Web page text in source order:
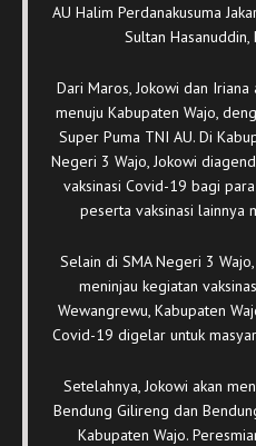
AU Halim Perdanakusuma
Sultan
Dari Maros, Jokowi dan
menuju Kabupaten Wajo,
Super Puma TNI AU. Di
Negeri 3 Wajo, Jokowi
vaksinasi Covid-19 bagi
peserta vaksinasi lainnya
Selain di SMA Negeri 3
meninjau kegiatan
Wewangrewu, Kabupaten
Covid-19 digelar untuk
Setelahnya, Jokowi akan
Bendung Gilireng dan
Kabupaten Wajo.